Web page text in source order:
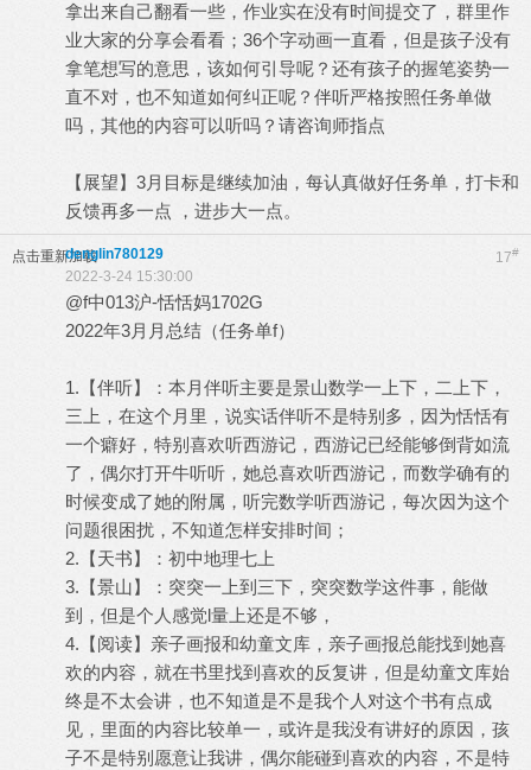
拿出来自己翻看一些，作业实在没有时间提交了，群里作
业大家的分享会看看；36个字动画一直看，但是孩子没有
拿笔想写的意思，该如何引导呢？还有孩子的握笔姿势一
直不对，也不知道如何纠正呢？伴听严格按照任务单做
吗，其他的内容可以听吗？请咨询师指点
【展望】3月目标是继续加油，每认真做好任务单，打卡和
反馈再多一点 ，进步大一点。
点击重新加载 17#
denglin780129
2022-3-24 15:30:00
@f中013沪-恬恬妈1702G
2022年3月月总结（任务单f）
1.【伴听】：本月伴听主要是景山数学一上下，二上下，
三上，在这个月里，说实话伴听不是特别多，因为恬恬有
一个癖好，特别喜欢听西游记，西游记已经能够倒背如流
了，偶尔打开牛听听，她总喜欢听西游记，而数学确有的
时候变成了她的附属，听完数学听西游记，每次因为这个
问题很困扰，不知道怎样安排时间；
2.【天书】：初中地理七上
3.【景山】：突突一上到三下，突突数学这件事，能做
到，但是个人感觉l量上还是不够，
4.【阅读】亲子画报和幼童文库，亲子画报总能找到她喜
欢的内容，就在书里找到喜欢的反复讲，但是幼童文库始
终是不太会讲，也不知道是不是我个人对这个书有点成
见，里面的内容比较单一，或许是我没有讲好的原因，孩
子不是特别愿意让我讲，偶尔能碰到喜欢的内容，不是特